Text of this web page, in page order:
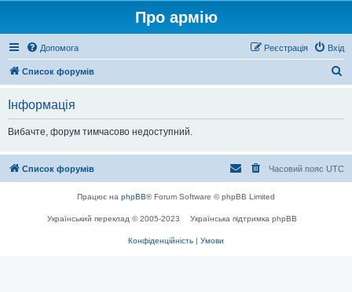
Про армію
Допомога Вхід
Реєстрація
Список форумів
Інформація
Вибачте, форум тимчасово недоступний.
Список форумів Часовий пояс UTC
Працює на phpBB® Forum Software © phpBB Limited
Український переклад © 2005-2023 Українська підтримка phpBB
Конфіденційність | Умови